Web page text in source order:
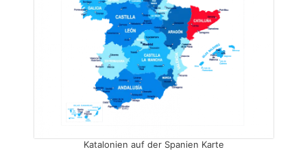
Katalonien auf der Spanien Karte